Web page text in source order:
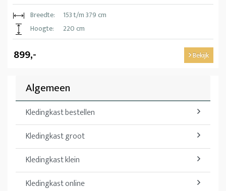
Breedte:
153 t/m 379 cm
Hoogte:
220 cm
899,- Bekijk
Algemeen
Kledingkast bestellen
Kledingkast groot
Kledingkast klein
Kledingkast online